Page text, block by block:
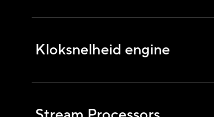
Kloksnelheid engine